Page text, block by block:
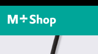
M+ Shop